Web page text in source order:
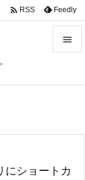

次へ
 RSS Feedly
ショートカ